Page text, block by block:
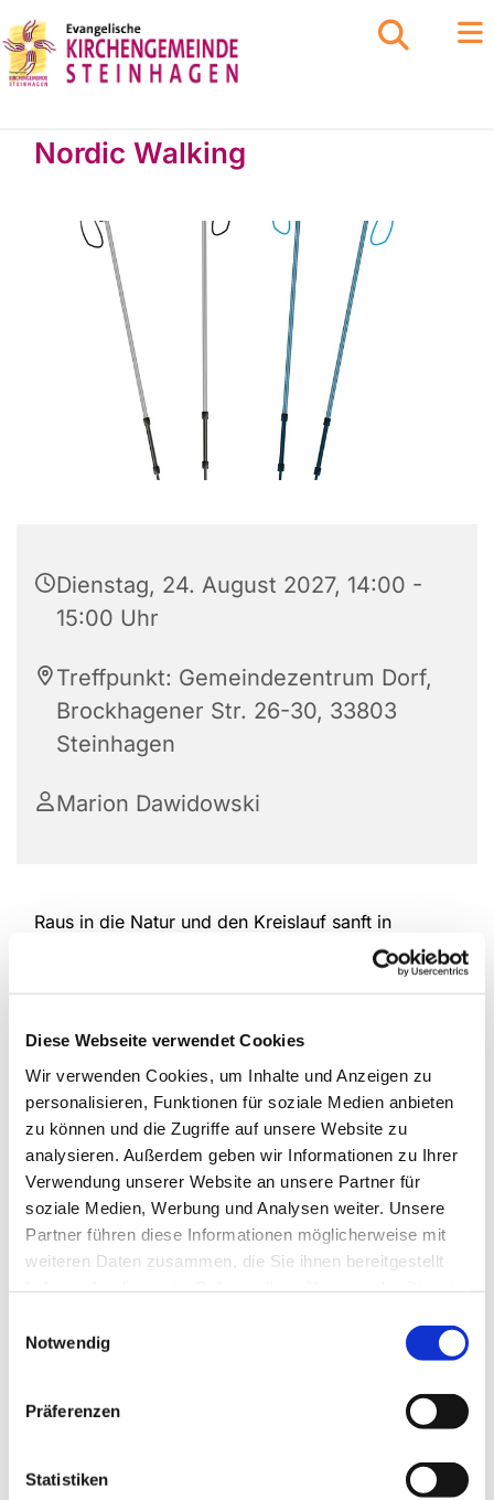
Diese Webseite verwendet Cookies
Wir verwenden Cookies, um Inhalte und Anzeigen zu
personalisieren, Funktionen für soziale Medien anbieten
zu können und die Zugriffe auf unsere Website zu
analysieren. Außerdem geben wir Informationen zu Ihrer
Verwendung unserer Website an unsere Partner für
soziale Medien, Werbung und Analysen weiter. Unsere
Partner führen diese Informationen möglicherweise mit
weiteren Daten zusammen, die Sie ihnen bereitgestellt
Notwendig
Präferenzen
Statistiken
Nordic Walking
Dienstag, 24. August 2027, 14:00 -
15:00 Uhr
Treffpunkt: Gemeindezentrum Dorf,
Brockhagener Str. 26-30, 33803
Steinhagen
Marion Dawidowski
Raus in die Natur und den Kreislauf sanft in
Schwung bringen. Nordic Walking schont die
Gelenke und bewegt gleichzeitig die gesamte
Muskulatur. Für jedes Alter und unabhängig von
Eine Anmeldung ist nicht erforderlich.
Frau Marion Dawidowski, Tel.: 0151 / 72 14 02 61